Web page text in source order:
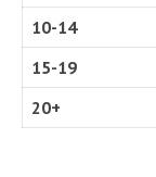
10-14
15-19
20+